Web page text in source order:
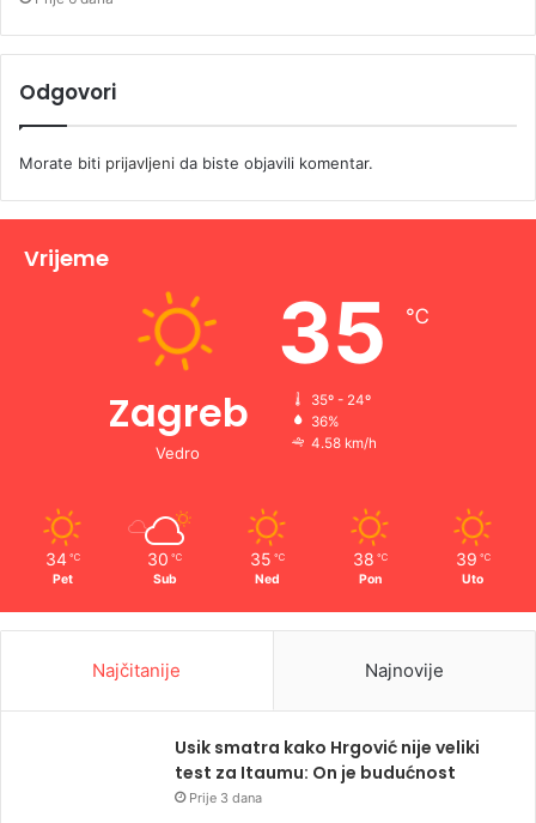
Odgovori
Morate biti prijavljeni da biste objavili komentar.
Vrijeme
Zagreb
Vedro
35 ℃
35º - 24º
36%
4.58 km/h
34 ℃
Pet
30 ℃
Sub
35 ℃
Ned
38 ℃
Pon
39 ℃
Uto
Najčitanije Najnovije
Usik smatra kako Hrgović nije veliki
test za Itaumu: On je budućnost
Prije 3 dana